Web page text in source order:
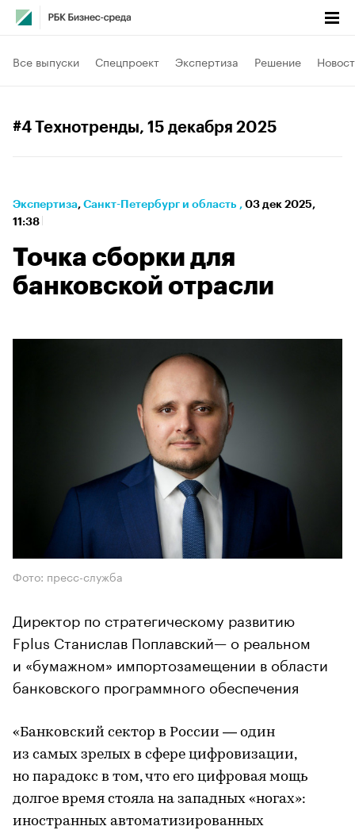
Все выпуски Спецпроект Экспертиза Решение
#4 Технотренды, 15 декабря 2025
Экспертиза⁠, Санкт-Петербург и область , 03 дек 2025,
11:38
Точка сборки для
банковской отрасли
Фото: пресс-служба
Директор по стратегическому развитию
Fplus Станислав Поплавский— о реальном
и «бумажном» импортозамещении в области
банковского программного обеспечения
«Банковский сектор в России — один
из самых зрелых в сфере цифровизации,
но парадокс в том, что его цифровая мощь
долгое время стояла на западных «ногах»:
иностранных автоматизированных